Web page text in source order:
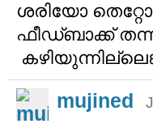
ശരിയോ
ഫീഡ്ബാക്ക്
mujined